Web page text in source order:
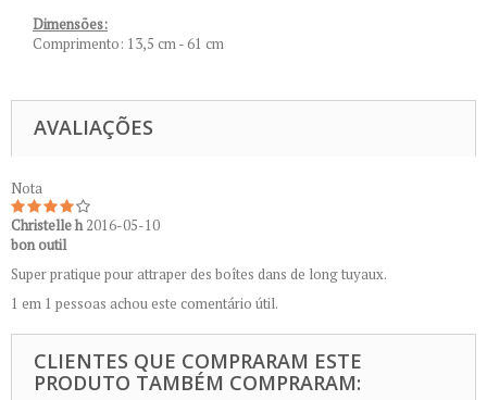
Dimensões:
Comprimento: 13,5 cm - 61 cm
AVALIAÇÕES
Nota
Christelle h 2016-05-10
bon outil
Super pratique pour attraper des boîtes dans de long tuyaux.
1 em 1 pessoas achou este comentário útil.
CLIENTES QUE COMPRARAM ESTE
PRODUTO TAMBÉM COMPRARAM: